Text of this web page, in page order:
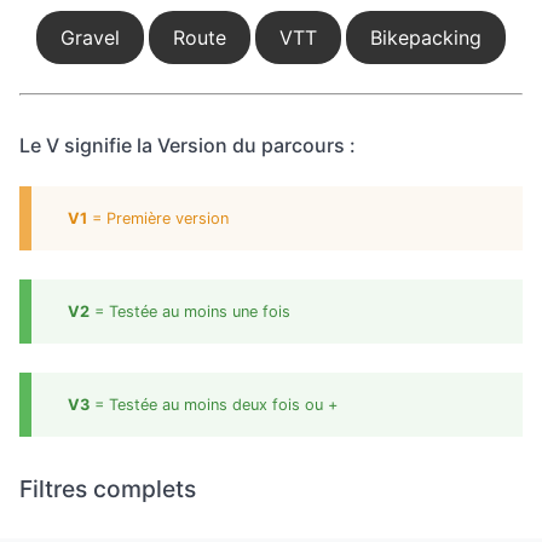
Gravel Route VTT Bikepacking
Le V signifie la Version du parcours :
V1 = Première version
V2 = Testée au moins une fois
V3 = Testée au moins deux fois ou +
Filtres complets